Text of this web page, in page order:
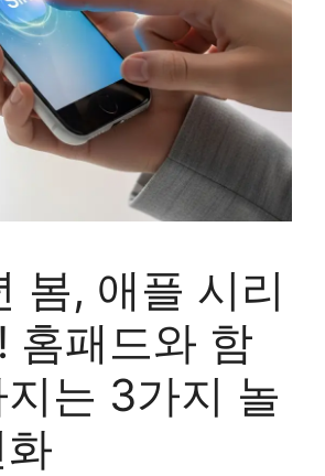
봄, 애플 시리
홈패드와 함
는 3가지 놀